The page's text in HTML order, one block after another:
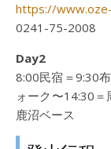
https://
0241-75-2008
Day2
8:00民宿＝9:30
ォーク〜14:30
鹿沼ベース